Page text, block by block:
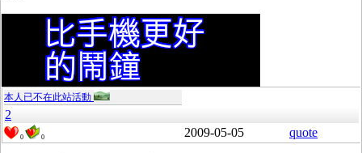
本人已不在此站活動
2
0 0 2009-05-05 quote